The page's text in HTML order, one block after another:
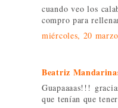
cuando veo los
compro para
miércoles, 20
Beatriz
Guapaaaas!!!
que tenían que